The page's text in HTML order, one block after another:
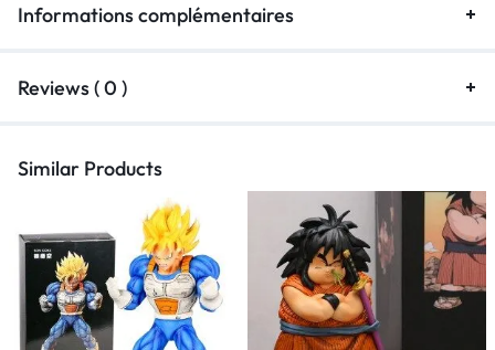
Informations complémentaires
Reviews ( 0 )
Similar Products